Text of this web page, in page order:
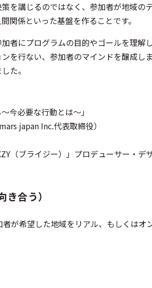
を講じるのではなく、参加者が地域の
関係といった基盤を作ることです。
者にプログラムの目的やゴールを理解
を行ない、参加者のマインドを醸成し
た。
今必要な行動とは～」
japan Inc.代表取締役）
（ブライジー）」プロデューサー・デ
合う）
が希望した地域をリアル、もしくは